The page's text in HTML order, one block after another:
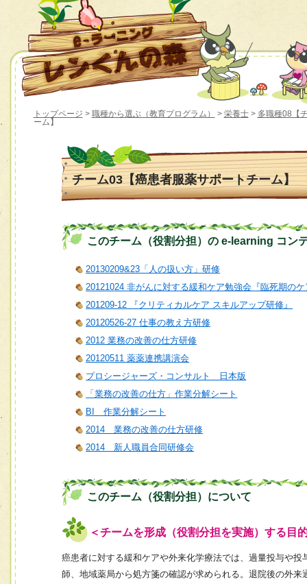
トップページ > 職種から選ぶ（教育プログラム） > 栄養士> 多職種08【
ーム】
チーム03【癌患者服薬サポートチーム】
このチーム（役割分担）の e-learning コン
20130209&23「人の扱い方」研修
20121024 非がんに対する緩和ケア勉強会『臨死期の
201209-12 『クリティカルケア スキルアップ研修』
20120526-27 仕事の教え方研修
2012 業務の改善の仕方研修
20120511 薬薬連携講演会
プロシージャーズ・コンサルト 日本版
「業務の改善の仕方」作業分解シート
BI 作業分解シート
2014 業務の改善の仕方研修
2014 新人職員合同研修会
このチーム（役割分担）について
＜チームを形成（役割分担を実施）する目
癌患者に対する緩和ケアや外来化学療法では、過量投与や
師、地域薬局から処方箋の確認が求められる。退院後の外